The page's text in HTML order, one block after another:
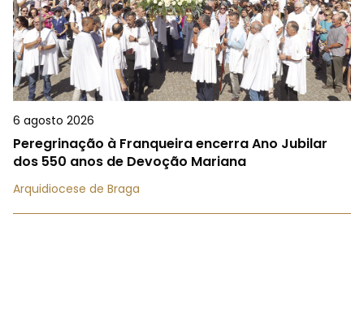
6 agosto 2026
Peregrinação à Franqueira encerra Ano Jubilar
dos 550 anos de Devoção Mariana
Arquidiocese de Braga